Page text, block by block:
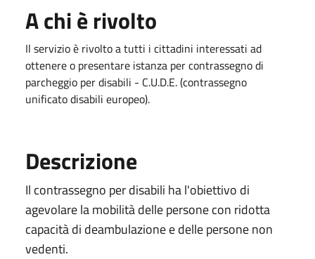
A chi è rivolto
Il servizio è rivolto a tutti i cittadini interessati ad
ottenere o presentare istanza per contrassegno di
parcheggio per disabili - C.U.D.E. (contrassegno
unificato disabili europeo).
Descrizione
Il contrassegno per disabili ha l'obiettivo di
agevolare la mobilità delle persone con ridotta
capacità di deambulazione e delle persone non
vedenti.